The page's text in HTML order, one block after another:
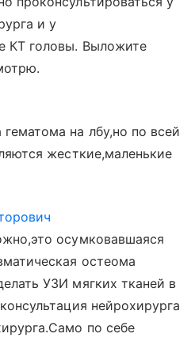
и у
КТ головы. Выложите
на лбу,но по всей
жесткие,маленькие
осумковавшаяся
остеома
УЗИ мягких тканей в
нейрохирурга
по себе